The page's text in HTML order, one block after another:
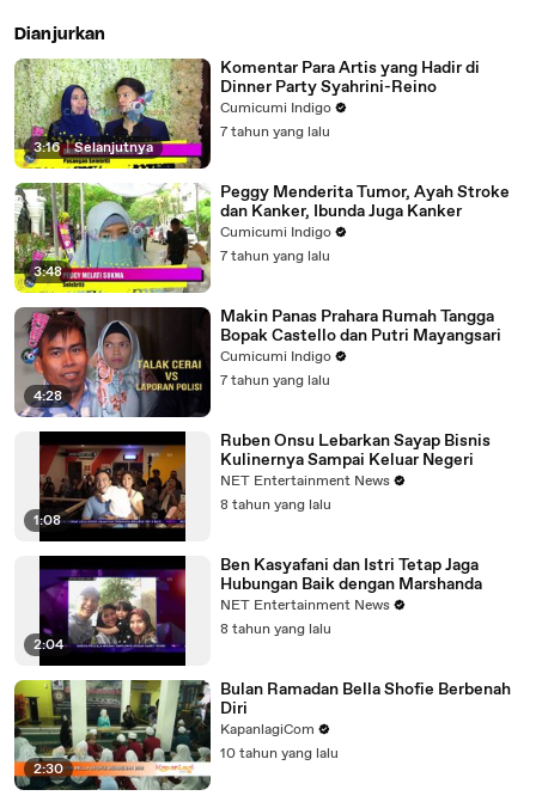
Dianjurkan
3:16 | Selanjutnya
Komentar Para Artis yang Hadir di
Dinner Party Syahrini-Reino
Cumicumi Indigo
7 tahun yang lalu
3:48
Peggy Menderita Tumor, Ayah Stroke
dan Kanker, Ibunda Juga Kanker
Cumicumi Indigo
7 tahun yang lalu
4:28
Makin Panas Prahara Rumah Tangga
Bopak Castello dan Putri Mayangsari
Cumicumi Indigo
7 tahun yang lalu
1:08
Ruben Onsu Lebarkan Sayap Bisnis
Kulinernya Sampai Keluar Negeri
NET Entertainment News
8 tahun yang lalu
2:04
Ben Kasyafani dan Istri Tetap Jaga
Hubungan Baik dengan Marshanda
NET Entertainment News
8 tahun yang lalu
2:30
Bulan Ramadan Bella Shofie Berbenah
Diri
KapanlagiCom
10 tahun yang lalu